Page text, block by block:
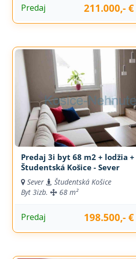
Predaj 211.000,- €
Predaj 3i byt 68 m2 + lodžia
Študentská Košice - Sever
Sever
Študentská Košice
Byt 3izb. 68 m²
Predaj 198.500,- €